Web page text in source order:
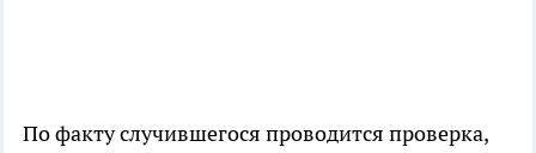
По факту случившегося проводится проверка,